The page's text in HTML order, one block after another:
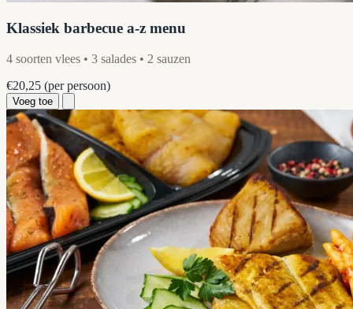
Klassiek barbecue a-z menu
4 soorten vlees • 3 salades • 2 sauzen
€20,25 (per persoon)
Voeg toe